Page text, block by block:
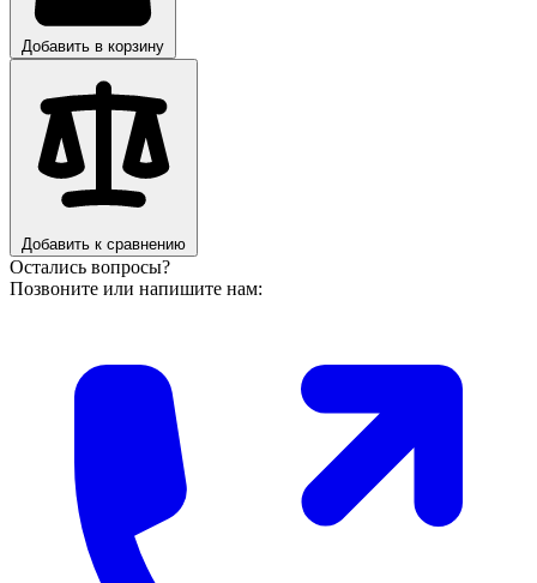
Добавить в корзину
Добавить к сравнению
Остались вопросы?
Позвоните или напишите нам: